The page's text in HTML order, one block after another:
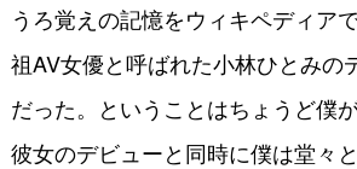
うろ覚えの記憶をウィキペディア
祖AV女優と呼ばれた小林ひとみの
だった。ということはちょうど僕
彼女のデビューと同時に僕は堂々